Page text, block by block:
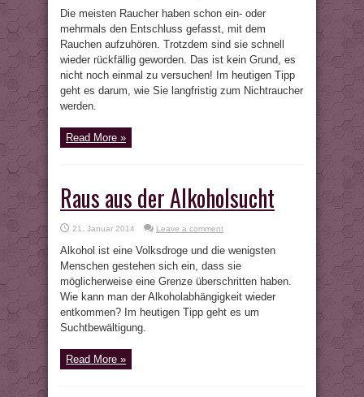
Die meisten Raucher haben schon ein- oder
mehrmals den Entschluss gefasst, mit dem
Rauchen aufzuhören. Trotzdem sind sie schnell
wieder rückfällig geworden. Das ist kein Grund, es
nicht noch einmal zu versuchen! Im heutigen Tipp
geht es darum, wie Sie langfristig zum Nichtraucher
werden.
Read More »
Raus aus der Alkoholsucht
21. Januar 2014 Leave a comment
Alkohol ist eine Volksdroge und die wenigsten
Menschen gestehen sich ein, dass sie
möglicherweise eine Grenze überschritten haben.
Wie kann man der Alkoholabhängigkeit wieder
entkommen? Im heutigen Tipp geht es um
Suchtbewältigung.
Read More »